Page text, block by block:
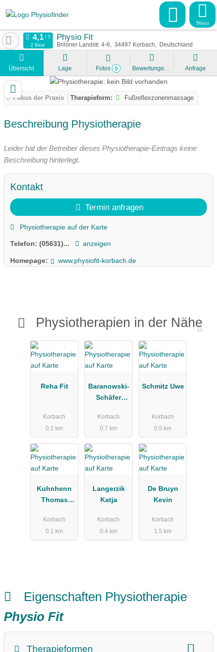
Menu
Physio Fit
Briloner Landstr. 4-6 34497 Korbach Deutschland
2 Bew.
Übersicht Lage Fotos 0 Bewertungen Anfrage
Fokus der Praxis Therapieform: Fußreflexzonenmassage
Beschreibung Physiotherapie
Leider hat der Betreiber dieses Physiotherapie-Eintrags keine
Beschreibung hinterlegt.
Kontakt
Termin anfragen
Physiotherapie auf der Karte
Telefon: (05631)... anzeigen
Homepage: www.physiofit-korbach.de
Physiotherapien in der Nähe
Reha Fit
Korbach
0.2 km
Baranowski-
Schäfer
Korbach
0.7 km
Schmitz Uwe
Korbach
0.5 km
Kuhnhenn
Thomas
Physiothera
peut
Korbach
0.1 km
Langerzik
Katja
Korbach
0.4 km
De Bruyn
Kevin
Korbach
1.5 km
Eigenschaften Physiotherapie
Physio Fit
Therapieformen